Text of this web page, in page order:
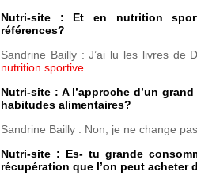
Nutri-site : Et en nutrition
références?
Sandrine Bailly : J’ai lu les livres de
nutrition sportive
Nutri-site : A l’approche d’un
habitudes alimentaires?
Sandrine Bailly : Non, je ne change
Nutri-site : Es- tu grande
récupération que l’on peut acheter